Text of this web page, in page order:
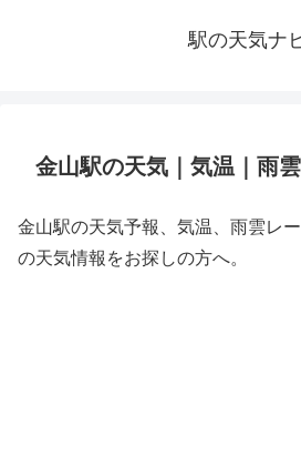
駅の天気ナ
金山駅の天気｜気温｜雨
金山駅の天気予報、気温、雨雲レ
の天気情報をお探しの方へ。